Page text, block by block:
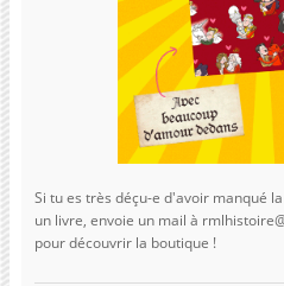
Si tu es très déçu-e d'avoir manqué
un livre, envoie un mail à
pour découvrir la boutique !